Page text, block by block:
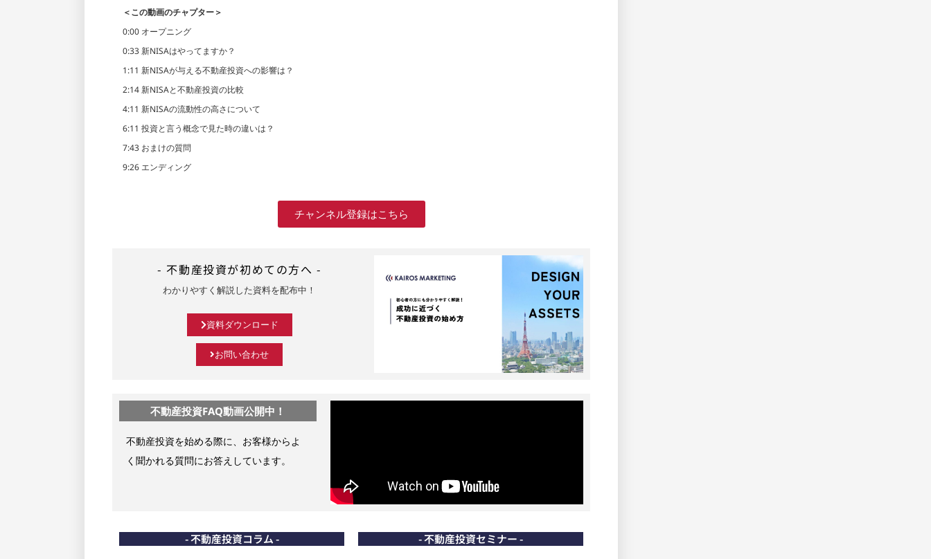
＜この動画のチャプター＞
0:00 オープニング
0:33 新NISAはやってますか？
1:11 新NISAが与える不動産投資への影響は？
2:14 新NISAと不動産投資の比較
4:11 新NISAの流動性の高さについて
6:11 投資と言う概念で見た時の違いは？
7:43 おまけの質問
9:26 エンディング
チャンネル登録はこちら
- 不動産投資が初めての方へ -
わかりやすく解説した資料を配布中！
資料ダウンロード
お問い合わせ
不動産投資FAQ動画公開中！
不動産投資を始める際に、お客様からよ
く聞かれる質問にお答えしています。
- 不動産投資コラム - - 不動産投資セミナー -